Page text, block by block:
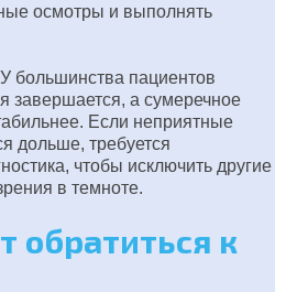
осмотры и выполнять
У большинства пациентов
завершается, а сумеречное
Если неприятные
дольше, требуется
чтобы исключить другие
в темноте.
обратиться к